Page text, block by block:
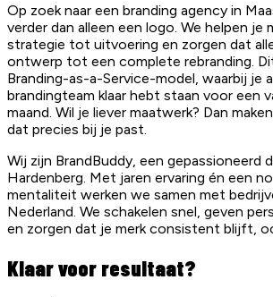
Op zoek naar een branding agency in
verder dan alleen een logo. We helpen je
strategie tot uitvoering en zorgen dat
ontwerp tot een complete rebranding.
Branding-as-a-Service-model, waarbij je
brandingteam klaar hebt staan voor een
maand. Wil je liever maatwerk? Dan
dat precies bij je past.
Wij zijn BrandBuddy, een gepassioneerd
Hardenberg. Met jaren ervaring én een
mentaliteit werken we samen met
Nederland. We schakelen snel, geven
en zorgen dat je merk consistent blijft,
Klaar voor resultaat?